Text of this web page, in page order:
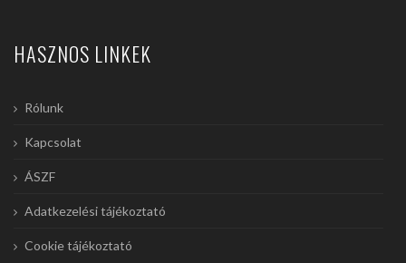
HASZNOS LINKEK
Rólunk
Kapcsolat
ÁSZF
Adatkezelési tájékoztató
Cookie tájékoztató